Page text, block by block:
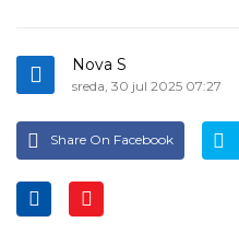
Nova S
sreda, 30 jul 2025 07:27
Share On Facebook